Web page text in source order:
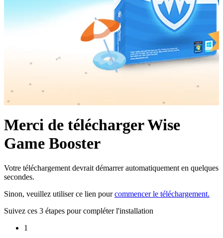
Merci de télécharger Wise
Game Booster
Votre téléchargement devrait démarrer automatiquement en quelques
secondes.
Sinon, veuillez utiliser ce lien pourcommencer le téléchargement.
Suivez ces 3 étapes pour compléter l'installation
1